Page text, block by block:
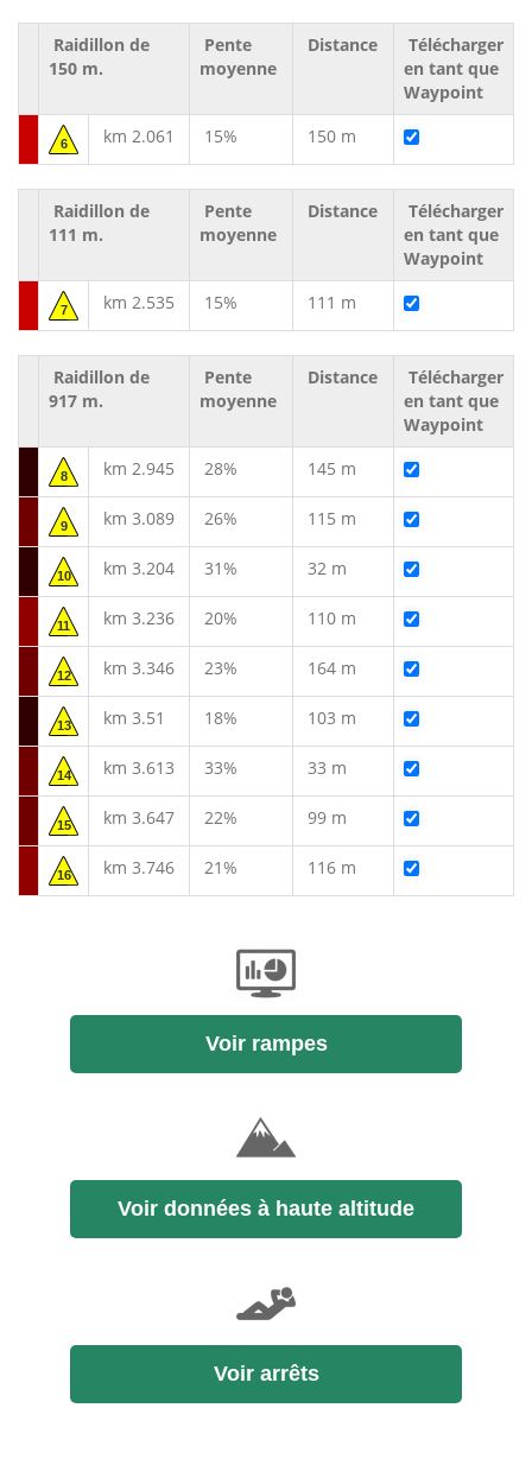
Raidillon de
150 m.
Pente
moyenne
Distance
Télécharger
en tant que
Waypoint
6 km 2.061 15% 150 m
Raidillon de
111 m.
Pente
moyenne
Distance
Télécharger
en tant que
Waypoint
7 km 2.535 15% 111 m
Raidillon de
917 m.
Pente
moyenne
Distance
Télécharger
en tant que
Waypoint
8 km 2.945 28% 145 m
9 km 3.089 26% 115 m
10 km 3.204 31% 32 m
11 km 3.236 20% 110 m
12 km 3.346 23% 164 m
13 km 3.51 18% 103 m
14 km 3.613 33% 33 m
15 km 3.647 22% 99 m
16 km 3.746 21% 116 m
Voir rampes
Voir données à haute altitude
Voir arrêts